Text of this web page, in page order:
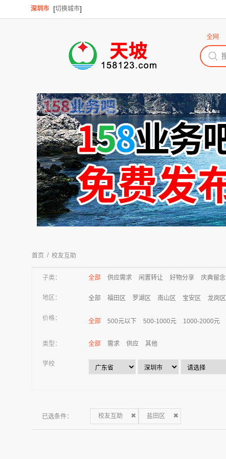
深圳市 [切换城市]
全网
首页 / 校友互助
子类： 全部 供应需求 闲置转让 好物分享 庆典留念
地区： 全部 福田区 罗湖区 南山区 宝安区 龙岗区
价格： 全部 500元以下 500-1000元 1000-2000元
类型： 全部 需求 供应 其他
学校
已选条件： 校友互助 盐田区